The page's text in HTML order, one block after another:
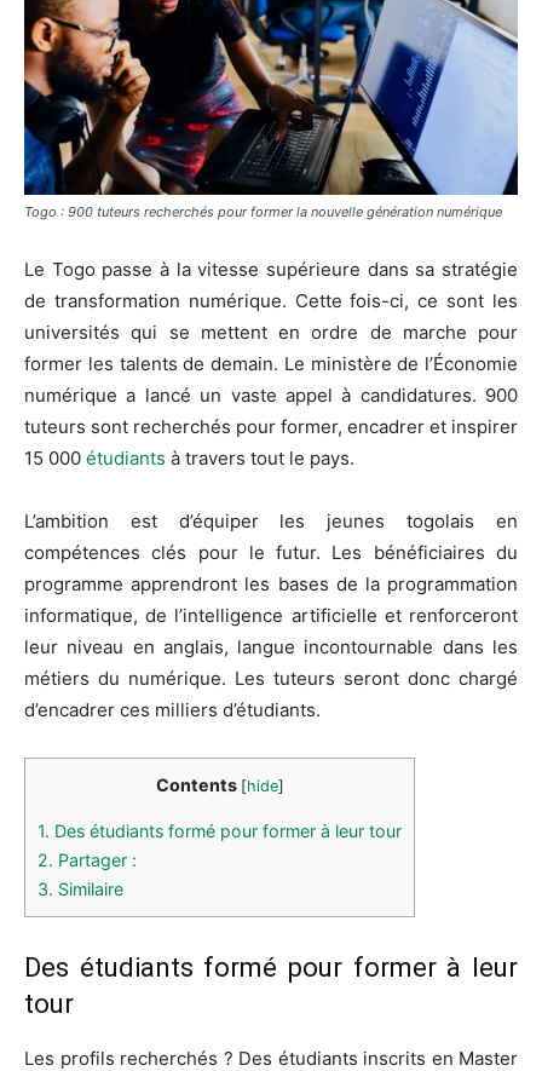
Togo : 900 tuteurs recherchés pour former la nouvelle génération numérique
Le Togo passe à la vitesse supérieure dans sa stratégie
de transformation numérique. Cette fois-ci, ce sont les
universités qui se mettent en ordre de marche pour
former les talents de demain. Le ministère de l’Économie
numérique a lancé un vaste appel à candidatures. 900
tuteurs sont recherchés pour former, encadrer et inspirer
15 000 étudiants à travers tout le pays.
L’ambition est d’équiper les jeunes togolais en
compétences clés pour le futur. Les bénéficiaires du
programme apprendront les bases de la programmation
informatique, de l’intelligence artificielle et renforceront
leur niveau en anglais, langue incontournable dans les
métiers du numérique. Les tuteurs seront donc chargé
d’encadrer ces milliers d’étudiants.
Contents [hide]
1. Des étudiants formé pour former à leur tour
2. Partager :
3. Similaire
Des étudiants formé pour former à leur
tour
Les profils recherchés ? Des étudiants inscrits en Master